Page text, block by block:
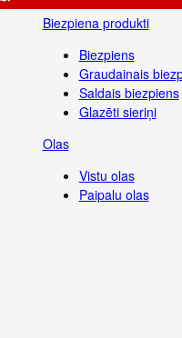
Biezpiena produkti
Biezpiens
Graudainais
Saldais biezpiens
Glazēti sieriņi
Olas
Vistu olas
Paipalu olas